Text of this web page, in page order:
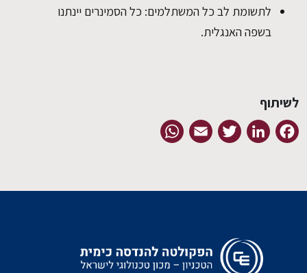
לתשומת לב כל המשתלמים: כל הסמינרים יינתנו
בשפה האנגלית.
לשיתוף
Facebook
LinkedIn
Twitter
Email